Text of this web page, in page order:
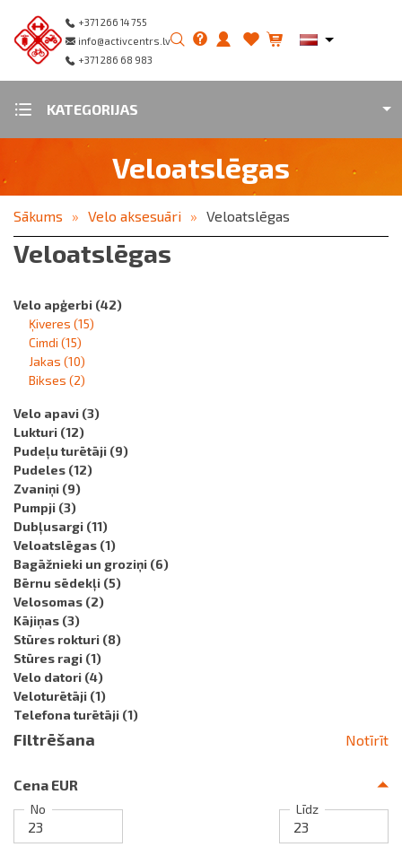
+371 266 14 755
info@activcentrs.lv
+371 286 68 983
KATEGORIJAS
Veloatslēgas
Sākums Velo aksesuāri Veloatslēgas
Veloatslēgas
Velo apģerbi (42)
Ķiveres (15)
Cimdi (15)
Jakas (10)
Bikses (2)
Velo apavi (3)
Lukturi (12)
Pudeļu turētāji (9)
Pudeles (12)
Zvaniņi (9)
Pumpji (3)
Dubļusargi (11)
Veloatslēgas (1)
Bagāžnieki un groziņi (6)
Bērnu sēdekļi (5)
Velosomas (2)
Kājiņas (3)
Stūres rokturi (8)
Stūres ragi (1)
Velo datori (4)
Veloturētāji (1)
Telefona turētāji (1)
Filtrēšana Notīrīt
Cena EUR
No Līdz